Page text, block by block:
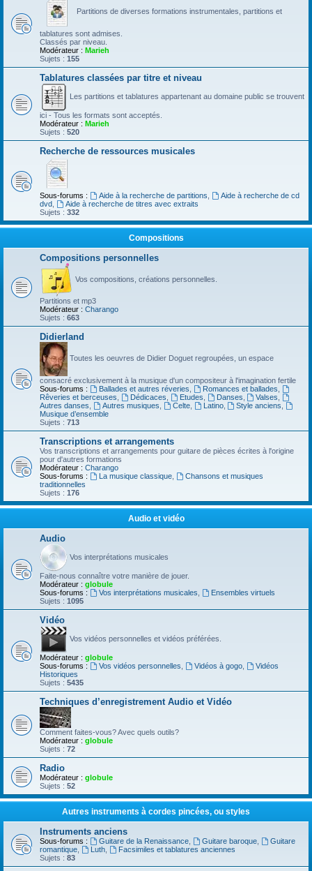
Partitions de diverses formations instrumentales, partitions et
tablatures sont admises.
Classés par niveau.
Modérateur : Marieh
Sujets : 155
Tablatures classées par titre et niveau
Les partitions et tablatures appartenant au domaine public se trouvent
ici - Tous les formats sont acceptés.
Modérateur : Marieh
Sujets : 520
Recherche de ressources musicales
Sous-forums : Aide à la recherche de partitions
Aide à recherche de cd
dvd
Aide à recherche de titres avec extraits
Sujets : 332
Compositions
Compositions personnelles
Vos compositions, créations personnelles.
Partitions et mp3
Modérateur : Charango
Sujets : 663
Didierland
Toutes les oeuvres de Didier Doguet regroupées, un espace
consacré exclusivement à la musique d'un compositeur à l'imagination fertile
Sous-forums :
Ballades et autres réveries Romances et ballades
Rêveries et berceuses
Dédicaces Etudes Danses Valses
Autres danses
Autres musiques Celte, Latino, Style anciens
Musique d’ensemble
Sujets : 713
Transcriptions et arrangements
Vos transcriptions et arrangements pour guitare de pièces écrites à l'origine
pour d'autres formations
Modérateur : Charango
Sous-forums :
La musique classique,
Chansons et musiques
traditionnelles
Sujets : 176
Audio et vidéo
Audio
Vos interprétations musicales
Faite-nous connaître votre manière de jouer.
Modérateur : globule
Sous-forums :
Vos interprétations musicales
Ensembles virtuels
Sujets : 1095
Vidéo
Vos vidéos personnelles et vidéos préférées.
Modérateur : globule
Sous-forums :
Vos vidéos personnelles Vidéos à gogo,
Vidéos
Historiques
Sujets : 5435
Techniques d’enregistrement Audio et Vidéo
Comment faites-vous? Avec quels outils?
Modérateur : globule
Sujets : 72
Radio
Modérateur : globule
Sujets : 52
Autres instruments à cordes pincées, ou styles
Instruments anciens
Sous-forums : Guitare de la Renaissance, Guitare baroque,
Guitare
romantique
Luth,
Facsimiles et tablatures anciennes
Sujets : 83